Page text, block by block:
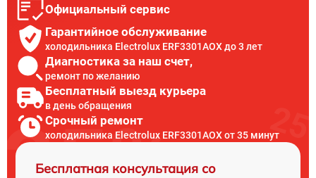
Официальный сервис
Гарантийное обслуживание
холодильника Electrolux ERF3301AOX до 3 лет
Диагностика за наш счет,
ремонт по желанию
Бесплатный выезд курьера
в день обращения
Срочный ремонт
холодильника Electrolux ERF3301AOX от 35 минут
Бесплатная консультация со